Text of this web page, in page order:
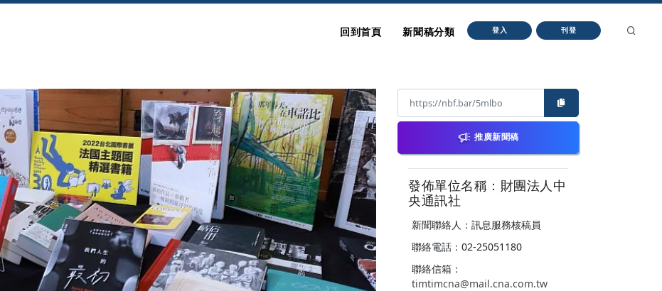
回到首頁 新聞稿分類 登入 刊登
推廣新聞稿
發佈單位名稱：財團法人中
央通訊社
新聞聯絡人：訊息服務核稿員
聯絡電話：02-25051180
聯絡信箱：
timtimcna@mail.cna.com.tw